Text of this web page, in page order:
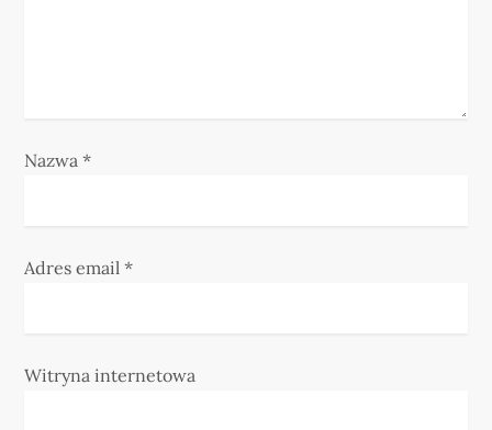
Nazwa*
Adres email*
Witryna internetowa